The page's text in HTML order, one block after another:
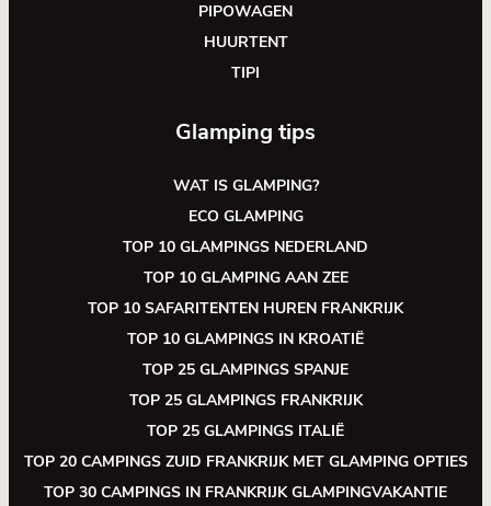
PIPOWAGEN
HUURTENT
TIPI
Glamping tips
WAT IS GLAMPING?
ECO GLAMPING
TOP 10 GLAMPINGS NEDERLAND
TOP 10 GLAMPING AAN ZEE
TOP 10 SAFARITENTEN HUREN FRANKRIJK
TOP 10 GLAMPINGS IN KROATIË
TOP 25 GLAMPINGS SPANJE
TOP 25 GLAMPINGS FRANKRIJK
TOP 25 GLAMPINGS ITALIË
TOP 20 CAMPINGS ZUID FRANKRIJK MET GLAMPING OPTIES
TOP 30 CAMPINGS IN FRANKRIJK GLAMPINGVAKANTIE